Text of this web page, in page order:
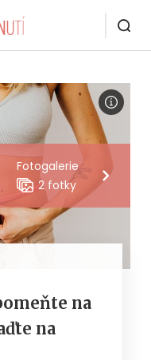
Fotogalerie
2 fotky
na
na